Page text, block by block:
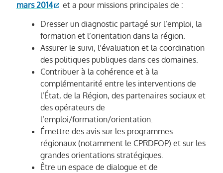
mars 2014
et a pour missions principales de :
Dresser un diagnostic partagé sur l’emploi, la
formation et l’orientation dans la région.
Assurer le suivi, l’évaluation et la coordination
des politiques publiques dans ces domaines.
Contribuer à la cohérence et à la
complémentarité entre les interventions de
l’État, de la Région, des partenaires sociaux et
des opérateurs de
l’emploi/formation/orientation.
Émettre des avis sur les programmes
régionaux (notamment le CPRDFOP) et sur les
grandes orientations stratégiques.
Être un espace de dialogue et de